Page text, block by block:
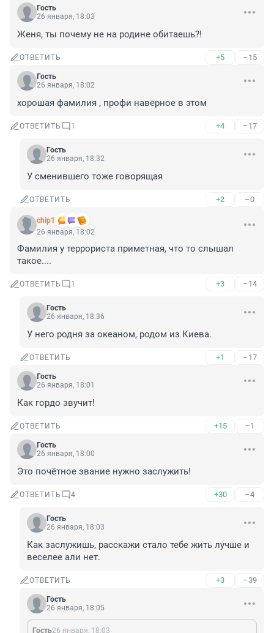
Гость
26 января, 18:03
Женя, ты почему не на родине обитаешь?!
ОТВЕТИТЬ +5 –15
Гость
26 января, 18:02
хорошая фамилия , профи наверное в этом
ОТВЕТИТЬ 1 +4 –17
Гость
26 января, 18:32
У сменившего тоже говорящая
ОТВЕТИТЬ +2 –0
chip1
26 января, 18:02
Фамилия у террориста приметная, что то слышал
такое....
ОТВЕТИТЬ 1 +3 –14
Гость
26 января, 18:36
У него родня за океаном, родом из Киева.
ОТВЕТИТЬ +1 –17
Гость
26 января, 18:01
Как гордо звучит!
ОТВЕТИТЬ +15 –1
Гость
26 января, 18:00
Это почётное звание нужно заслужить!
ОТВЕТИТЬ 4 +30 –4
Гость
26 января, 18:03
Как заслужишь, расскажи стало тебе жить лучше и
веселее али нет.
ОТВЕТИТЬ +3 –39
Гость
26 января, 18:05
Гость26 января, 18:03